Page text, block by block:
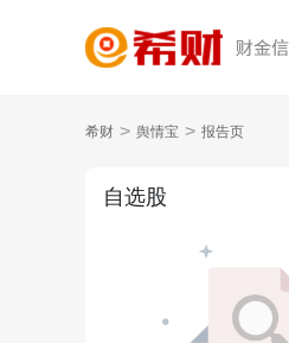
希财 > 舆情宝 > 报告页
自选股